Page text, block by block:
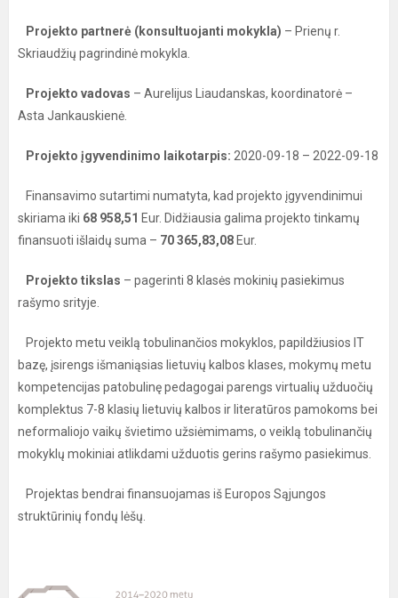
Projekto partnerė (konsultuojanti mokykla) – Prienų r.
Skriaudžių pagrindinė mokykla.
Projekto vadovas – Aurelijus Liaudanskas, koordinatorė –
Asta Jankauskienė.
Projekto įgyvendinimo laikotarpis: 2020-09-18 – 2022-09-18
Finansavimo sutartimi numatyta, kad projekto įgyvendinimui
skiriama iki 68 958,51 Eur. Didžiausia galima projekto tinkamų
finansuoti išlaidų suma – 70 365,83,08 Eur.
Projekto tikslas – pagerinti 8 klasės mokinių pasiekimus
rašymo srityje.
Projekto metu veiklą tobulinančios mokyklos, papildžiusios IT
bazę, įsirengs išmaniąsias lietuvių kalbos klases, mokymų metu
kompetencijas patobulinę pedagogai parengs virtualių užduočių
komplektus 7-8 klasių lietuvių kalbos ir literatūros pamokoms bei
neformaliojo vaikų švietimo užsiėmimams, o veiklą tobulinančių
mokyklų mokiniai atlikdami užduotis gerins rašymo pasiekimus.
Projektas bendrai finansuojamas iš Europos Sąjungos
struktūrinių fondų lėšų.